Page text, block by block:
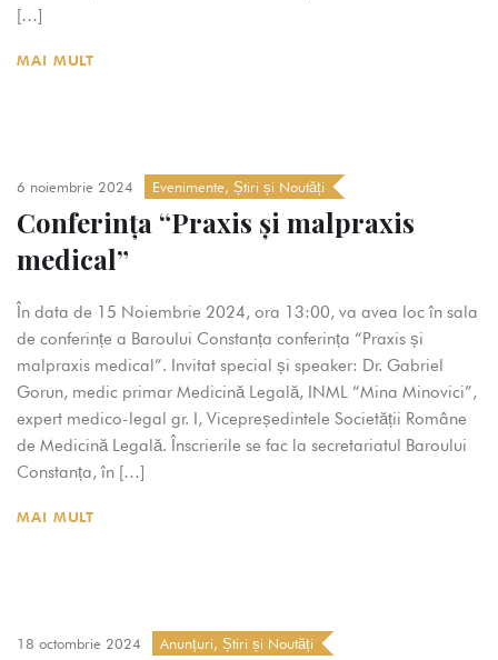
[…]
MAI MULT
6 noiembrie 2024 Evenimente, Știri și Noutăți
Conferința “Praxis și malpraxis
medical”
În data de 15 Noiembrie 2024, ora 13:00, va avea loc în sala
de conferințe a Baroului Constanța conferința “Praxis și
malpraxis medical”. Invitat special și speaker: Dr. Gabriel
Gorun, medic primar Medicină Legală, INML “Mina Minovici”,
expert medico-legal gr. I, Vicepreședintele Societății Române
de Medicină Legală. Înscrierile se fac la secretariatul Baroului
Constanța, în […]
MAI MULT
18 octombrie 2024 Anunțuri, Știri și Noutăți